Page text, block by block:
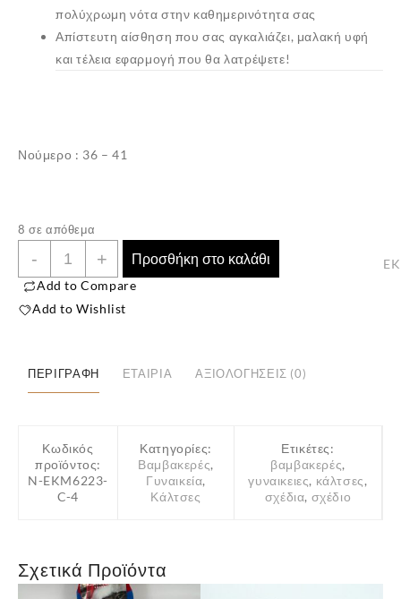
πολύχρωμη νότα στην καθημερινότητα σας
Απίστευτη αίσθηση που σας αγκαλιάζει, μαλακή υφή
και τέλεια εφαρμογή που θα λατρέψετε!
Νούμερο : 36 – 41
8 σε απόθεμα
-
Γυναικείες
Βαμβακερές
”ΕΚΜΕΝ”
+
Προσθήκη στο καλάθι
Add to Compare
Add to Wishlist
ΠΕΡΙΓΡΑΦΉ ΕΤΑΙΡΊΑ ΑΞΙΟΛΟΓΉΣΕΙΣ (0)
Κωδικός
προϊόντος:
N-EKM6223-
C-4
Κατηγορίες:
Βαμβακερές,
Γυναικεία,
Κάλτσες
Ετικέτες:
βαμβακερές,
γυναικειες, κάλτσες,
σχέδια, σχέδιο
Σχετικά Προϊόντα